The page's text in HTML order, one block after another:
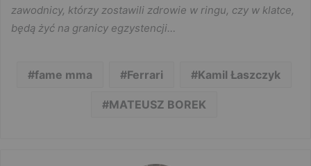
zawodnicy, którzy zostawili zdrowie w ringu, czy w klatce,
będą żyć na granicy egzystencji…
fame mma Ferrari Kamil Łaszczyk
MATEUSZ BOREK